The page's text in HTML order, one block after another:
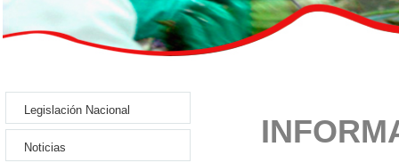
Legislación Nacional
Noticias